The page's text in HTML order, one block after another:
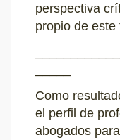
perspectiva
propio de este
Como
el perfil de
abogados